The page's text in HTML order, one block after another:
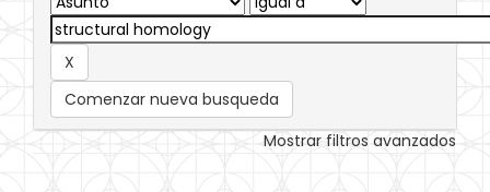
Comenzar nueva busqueda
Mostrar filtros avanzados